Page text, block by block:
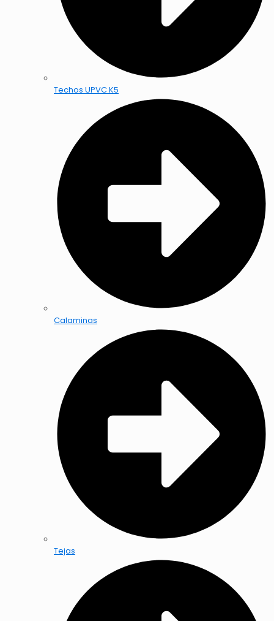
Techos UPVC K5
Calaminas
Tejas